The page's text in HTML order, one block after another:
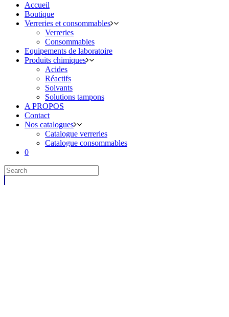
Accueil
Boutique
Verreries et consommables
Verreries
Consommables
Equipements de laboratoire
Produits chimiques
Acides
Réactifs
Solvants
Solutions tampons
A PROPOS
Contact
Nos catalogues
Catalogue verreries
Catalogue consommables
0